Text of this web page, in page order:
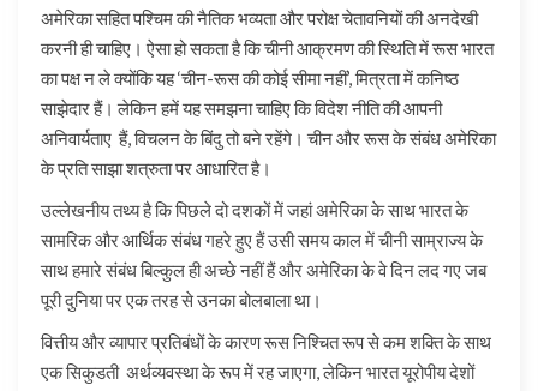
अमेरिका सहित पश्चिम की नैतिक भव्यता और परोक्ष चेतावनियों की अनदेखी
करनी ही चाहिए। ऐसा हो सकता है कि चीनी आक्रमण की स्थिति में रूस भारत
का पक्ष न ले क्योंकि यह ‘चीन-रूस की कोई सीमा नहीं’, मित्रता में कनिष्ठ
साझेदार हैं। लेकिन हमें यह समझना चाहिए कि विदेश नीति की आपनी
अनिवार्यताए हैं, विचलन के बिंदु तो बने रहेंगे। चीन और रूस के संबंध अमेरिका
के प्रति साझा शत्रुता पर आधारित है।
उल्लेखनीय तथ्य है कि पिछले दो दशकों में जहां अमेरिका के साथ भारत के
सामरिक और आर्थिक संबंध गहरे हुए हैं उसी समय काल में चीनी साम्राज्य के
साथ हमारे संबंध बिल्कुल ही अच्छे नहीं हैं और अमेरिका के वे दिन लद गए जब
पूरी दुनिया पर एक तरह से उनका बोलबाला था।
वित्तीय और व्यापार प्रतिबंधों के कारण रूस निश्चित रूप से कम शक्ति के साथ
एक सिकुडती अर्थव्यवस्था के रूप में रह जाएगा, लेकिन भारत यूरोपीय देशों